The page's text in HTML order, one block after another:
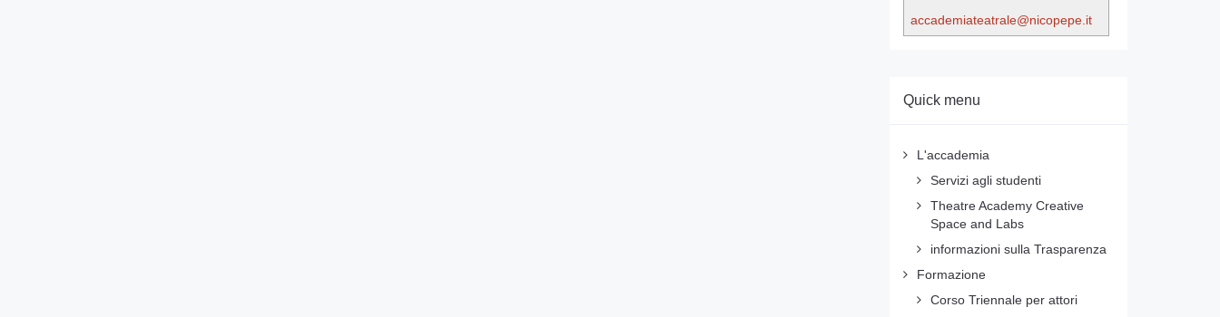
accademiateatrale@nicopepe.it
Quick menu
L'accademia
Servizi agli studenti
Theatre Academy Creative
Space and Labs
informazioni sulla Trasparenza
Formazione
Corso Triennale per attori